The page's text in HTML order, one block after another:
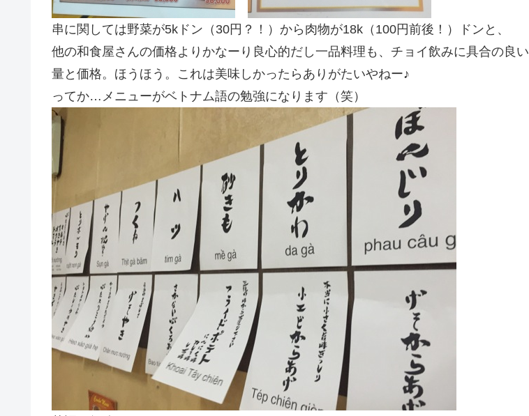
串に関しては野菜が5kドン（30円？！）から肉物が18k（100円前後！）ドンと、
他の和食屋さんの価格よりかなーり良心的だし一品料理も、チョイ飲みに具合の良い
量と価格。ほうほう。これは美味しかったらありがたいやねー♪
ってか…メニューがベトナム語の勉強になります（笑）